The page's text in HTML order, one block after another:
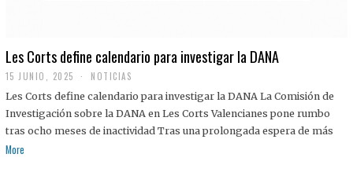
Les Corts define calendario para investigar la DANA
15 JUNIO, 2025 NOTICIAS
Les Corts define calendario para investigar la DANA La Comisión de
Investigación sobre la DANA en Les Corts Valencianes pone rumbo
tras ocho meses de inactividad Tras una prolongada espera de más
More